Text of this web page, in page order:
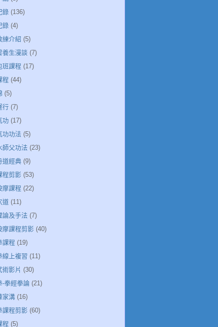
錄 (136)
錄 (4)
練介紹 (5)
養生漫談 (7)
班課程 (17)
程 (44)
(5)
行 (7)
功 (17)
功功法 (5)
師父功法 (23)
道經典 (9)
程剪影 (53)
摩課程 (22)
道 (11)
論及手法 (7)
摩課程剪影 (40)
課程 (19)
線上複習 (11)
術影片 (30)
-拳經拳論 (21)
家溝 (16)
課程剪影 (60)
程 (5)